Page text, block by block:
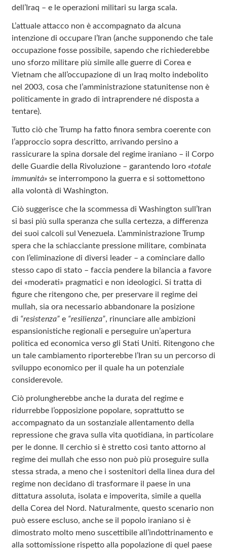
dell’Iraq – e le operazioni militari su larga scala.
L’attuale attacco non è accompagnato da alcuna
intenzione di occupare l’Iran (anche supponendo che tale
occupazione fosse possibile, sapendo che richiederebbe
uno sforzo militare più simile alle guerre di Corea e
Vietnam che all’occupazione di un Iraq molto indebolito
nel 2003, cosa che l’amministrazione statunitense non è
politicamente in grado di intraprendere né disposta a
tentare).
Tutto ciò che Trump ha fatto finora sembra coerente con
l’approccio sopra descritto, arrivando persino a
rassicurare la spina dorsale del regime iraniano – il Corpo
delle Guardie della Rivoluzione – garantendo loro «totale
immunità»se interrompono la guerra e si sottomettono
alla volontà di Washington.
Ciò suggerisce che la scommessa di Washington sull’Iran
si basi più sulla speranza che sulla certezza, a differenza
dei suoi calcoli sul Venezuela. L’amministrazione Trump
spera che la schiacciante pressione militare, combinata
con l’eliminazione di diversi leader – a cominciare dallo
stesso capo di stato – faccia pendere la bilancia a favore
dei «moderati» pragmatici e non ideologici. Si tratta di
figure che ritengono che, per preservare il regime dei
mullah, sia ora necessario abbandonare la posizione
di “resistenza”e “resilienza”, rinunciare alle ambizioni
espansionistiche regionali e perseguire un’apertura
politica ed economica verso gli Stati Uniti. Ritengono che
un tale cambiamento riporterebbe l’Iran su un percorso di
sviluppo economico per il quale ha un potenziale
considerevole.
Ciò prolungherebbe anche la durata del regime e
ridurrebbe l’opposizione popolare, soprattutto se
accompagnato da un sostanziale allentamento della
repressione che grava sulla vita quotidiana, in particolare
per le donne. Il cerchio si è stretto così tanto attorno al
regime dei mullah che esso non può più proseguire sulla
stessa strada, a meno che i sostenitori della linea dura del
regime non decidano di trasformare il paese in una
dittatura assoluta, isolata e impoverita, simile a quella
della Corea del Nord. Naturalmente, questo scenario non
può essere escluso, anche se il popolo iraniano si è
dimostrato molto meno suscettibile all’indottrinamento e
alla sottomissione rispetto alla popolazione di quel paese